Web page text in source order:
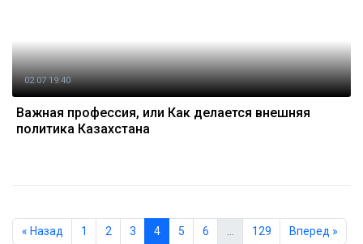
02.07 19:40
Важная профессия, или Как делается внешняя
политика Казахстана
« Назад 1 2 3 4 5 6 … 129 Вперед »